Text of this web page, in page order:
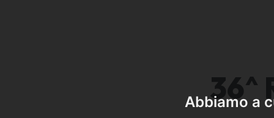
Abbiamo a
36^